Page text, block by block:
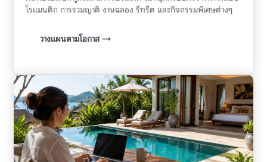
โรแมนติก การรวมญาติ งานฉลอง รีทรีต และกิจกรรมพิเศษต่างๆ
วางแผนตามโอกาส →